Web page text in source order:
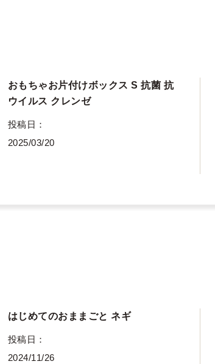
おもちゃお片付けボックス S 抗菌 抗
ウイルス クレンゼ
投稿日
2025/03/20
はじめてのおままごと ネギ
投稿日
2024/11/26